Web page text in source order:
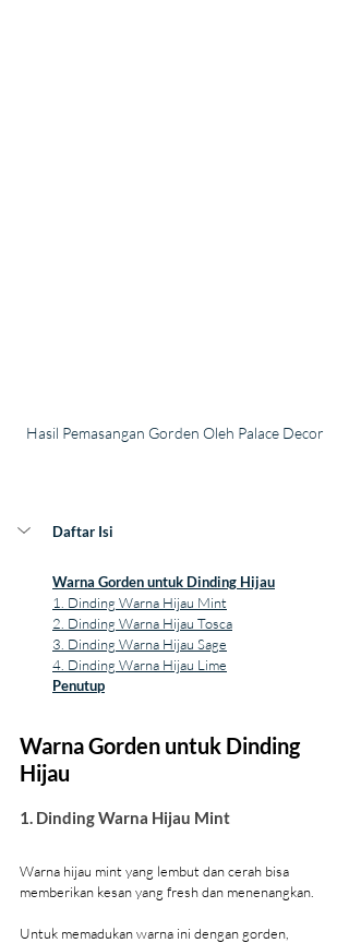
Hasil Pemasangan Gorden Oleh Palace Decor
Daftar Isi
Warna Gorden untuk Dinding Hijau
1. Dinding Warna Hijau Mint
2. Dinding Warna Hijau Tosca
3. Dinding Warna Hijau Sage
4. Dinding Warna Hijau Lime
Penutup
Warna Gorden untuk Dinding
Hijau
1. Dinding Warna Hijau Mint
Warna hijau mint yang lembut dan cerah bisa
memberikan kesan yang fresh dan menenangkan.
Untuk memadukan warna ini dengan gorden,